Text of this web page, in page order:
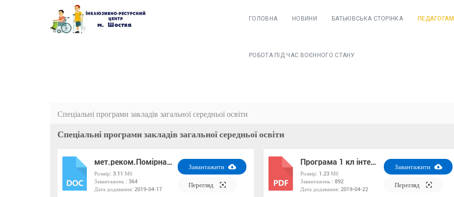
ГОЛОВНА НОВИНИ БАТЬКІВСЬКА СТОРІНКА ПЕДАГОГАМ
РОБОТА ПІД ЧАС ВОЄННОГО СТАНУ
Спеціальні програми закладів загальної середньої освіти
Спеціальні програми закладів загальної середньої освіти
DOC
мет.реком.Помірна розумова відст
Розмір: 3.11 Мб
Завантажень : 364
Дата додавання: 2019-04-17
Завантажити
Перегляд PDF
Програма 1 кл інтел поруш
Розмір: 1.23 Мб
Завантажень : 892
Дата додавання: 2019-04-22
Завантажити
Перегляд